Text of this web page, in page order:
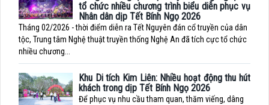
tổ chức nhiều chương trình biểu diễn phục vụ
Nhân dân dịp Tết Bính Ngọ 2026
Tháng 02/2026 - thời điểm diễn ra Tết Nguyên đán cổ truyền của dân
tộc, Trung tâm Nghệ thuật truyền thống Nghệ An đã tích cực tổ chức
nhiều chương...
Khu Di tích Kim Liên: Nhiều hoạt động thu hút
khách trong dịp Tết Bính Ngọ 2026
Để phục vụ nhu cầu tham quan, thăm viếng, dâng